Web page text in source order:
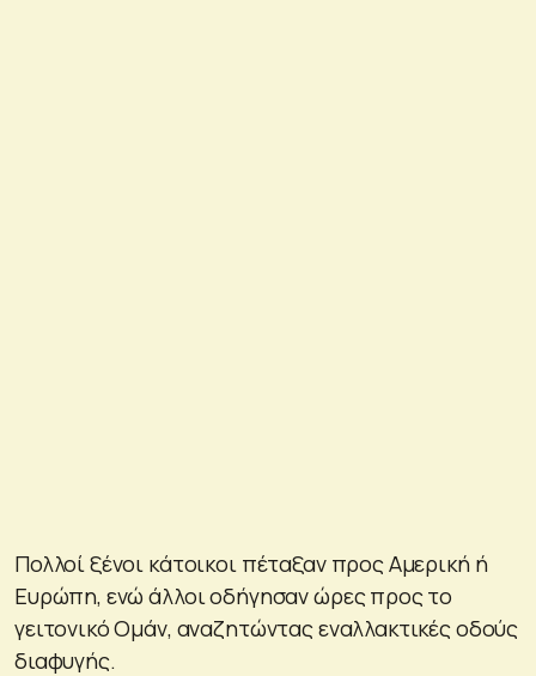
Πολλοί ξένοι κάτοικοι πέταξαν προς Αμερική ή
Ευρώπη, ενώ άλλοι οδήγησαν ώρες προς το
γειτονικό Ομάν, αναζητώντας εναλλακτικές οδούς
διαφυγής.